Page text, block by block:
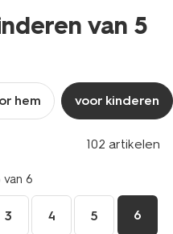
van 5
hem voor kinderen
102 artikelen
6
3 4 5 6